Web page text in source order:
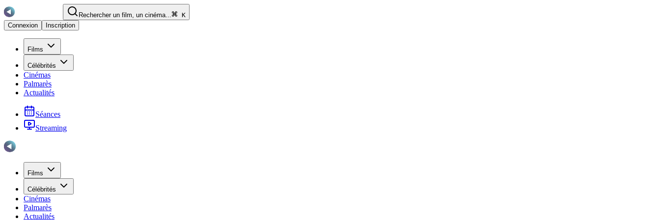
Rechercher un film, un cinéma...
K
Connexion
Inscription
Films
Célébrités
Cinémas
Palmarès
Actualités
Séances
Streaming
Films
Célébrités
Cinémas
Palmarès
Actualités